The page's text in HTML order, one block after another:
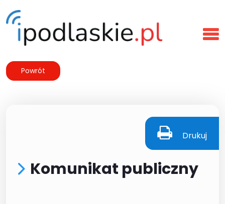
Powrót
Drukuj
Komunikat publiczny